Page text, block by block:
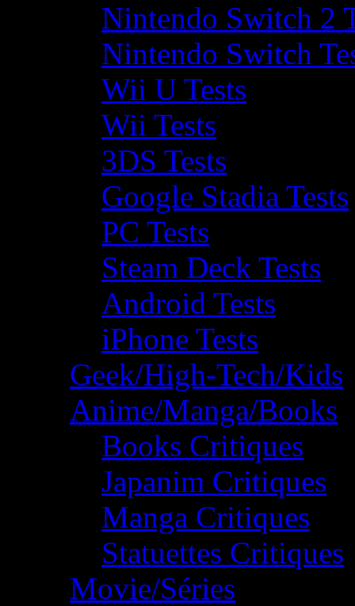
Nintendo Switch 2
Nintendo Switch
Wii U Tests
Wii Tests
3DS Tests
Google Stadia Tests
PC Tests
Steam Deck Tests
Android Tests
iPhone Tests
Geek/High-Tech/Kids
Anime/Manga/Books
Books Critiques
Japanim Critiques
Manga Critiques
Statuettes Critiques
Movie/Séries